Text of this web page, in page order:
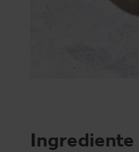
Ingrediente